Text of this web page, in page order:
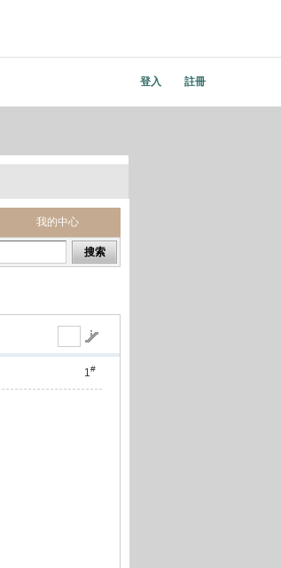
登入 註冊
我的中心
搜索
1#